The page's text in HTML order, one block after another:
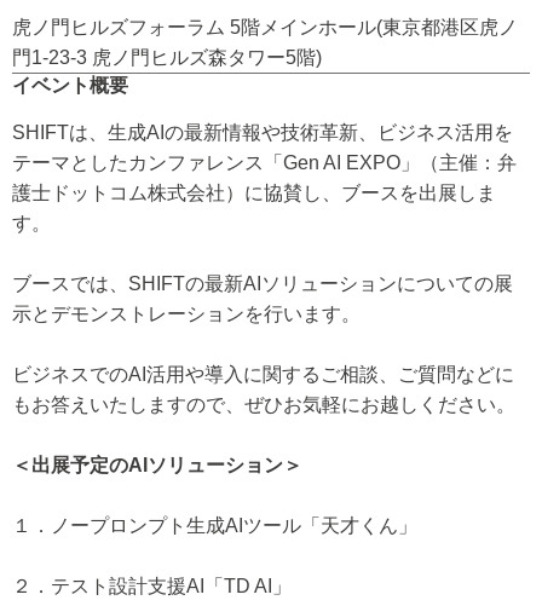
虎ノ門ヒルズフォーラム 5階メインホール(東京都港区虎ノ
門1-23-3 虎ノ門ヒルズ森タワー5階)
イベント概要
SHIFTは、生成AIの最新情報や技術革新、ビジネス活用を
テーマとしたカンファレンス「Gen AI EXPO」（主催：弁
護士ドットコム株式会社）に協賛し、ブースを出展しま
す。
ブースでは、SHIFTの最新AIソリューションについての展
示とデモンストレーションを行います。
ビジネスでのAI活用や導入に関するご相談、ご質問などに
もお答えいたしますので、ぜひお気軽にお越しください。
＜出展予定のAIソリューション＞
１．ノープロンプト生成AIツール「天才くん」
２．テスト設計支援AI「TD AI」